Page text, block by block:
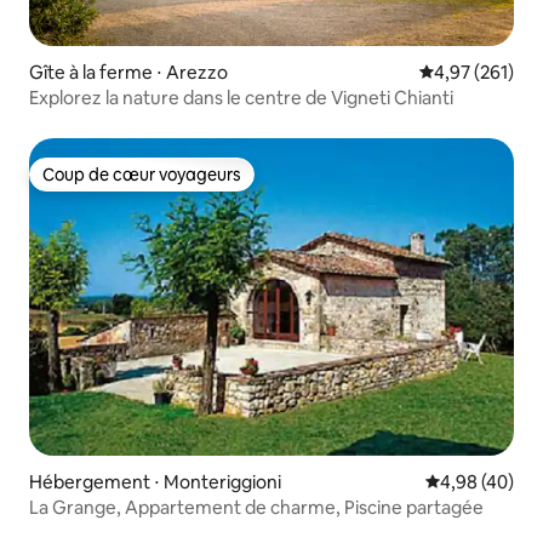
Gîte à la ferme ⋅ Arezzo Évaluation
4,97 (261)
Explorez la nature dans le centre de Vigneti Chianti
Coup de cœur voyageurs
Coup de cœur voyageurs
Hébergement ⋅ Monteriggioni Évaluation
4,98 (40)
La Grange, Appartement de charme, Piscine partagée